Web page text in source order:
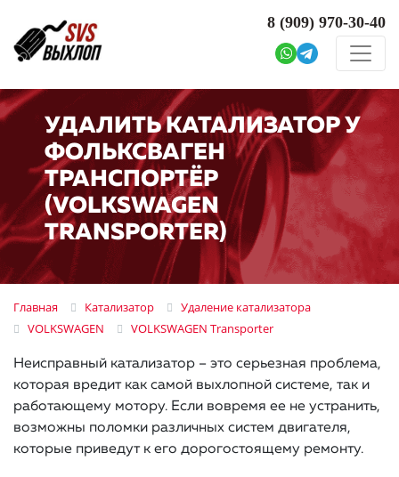
8 (909) 970-30-40
УДАЛИТЬ КАТАЛИЗАТОР У
ФОЛЬКСВАГЕН
ТРАНСПОРТЁР
(VOLKSWAGEN
TRANSPORTER)
Главная Катализатор
Удаление катализатора
VOLKSWAGEN
VOLKSWAGEN Transporter
Неисправный катализатор – это серьезная проблема,
которая вредит как самой выхлопной системе, так и
работающему мотору. Если вовремя ее не устранить,
возможны поломки различных систем двигателя,
которые приведут к его дорогостоящему ремонту.